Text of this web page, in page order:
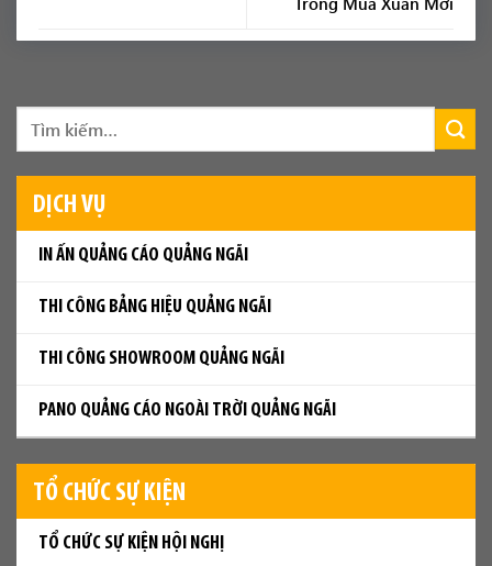
DỊCH VỤ
IN ẤN QUẢNG CÁO QUẢNG NGÃI
THI CÔNG BẢNG HIỆU QUẢNG NGÃI
THI CÔNG SHOWROOM QUẢNG NGÃI
PANO QUẢNG CÁO NGOÀI TRỜI QUẢNG NGÃI
TỔ CHỨC SỰ KIỆN
TỔ CHỨC SỰ KIỆN HỘI NGHỊ